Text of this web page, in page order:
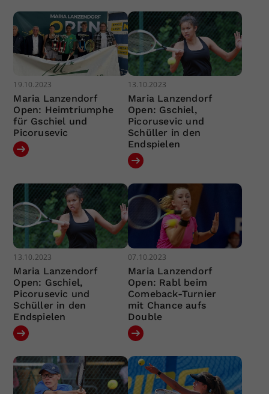
19.10.2023
Maria Lanzendorf
Open: Heimtriumphe
für Gschiel und
Picorusevic
13.10.2023
Maria Lanzendorf
Open: Gschiel,
Picorusevic und
Schüller in den
Endspielen
13.10.2023
Maria Lanzendorf
Open: Gschiel,
Picorusevic und
Schüller in den
Endspielen
07.10.2023
Maria Lanzendorf
Open: Rabl beim
Comeback-Turnier
mit Chance aufs
Double